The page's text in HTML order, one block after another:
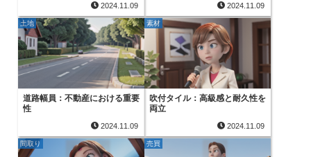
2024.11.09 2024.11.09
土地
道路幅員：不動産における重要
性
2024.11.09
素材
吹付タイル：高級感と耐久性を
両立
2024.11.09
間取り 売買